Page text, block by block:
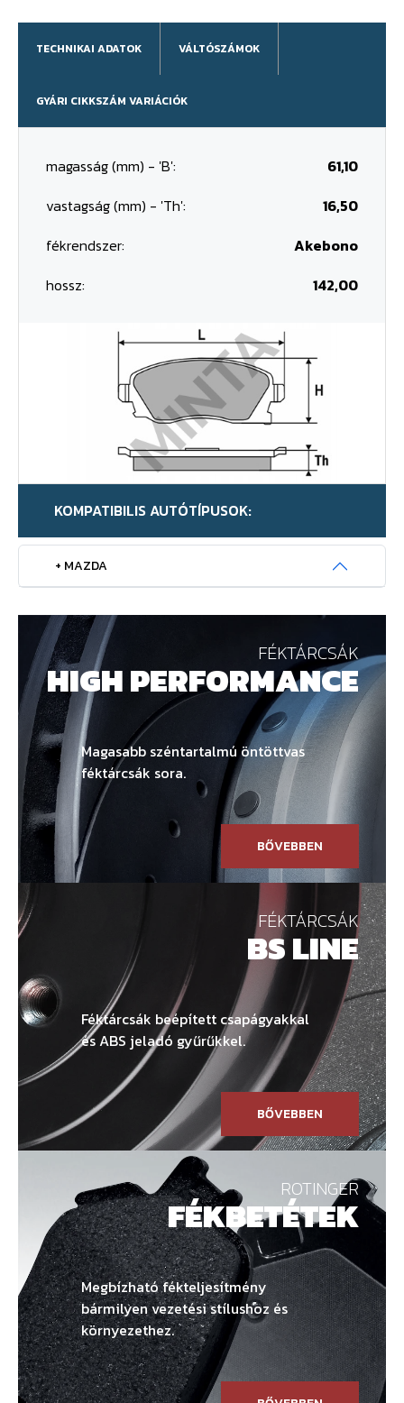
TECHNIKAI ADATOK VÁLTÓSZÁMOK
GYÁRI CIKKSZÁM VARIÁCIÓK
magasság (mm) - 'B':
61,10
vastagság (mm) - 'Th':
16,50
fékrendszer:
Akebono
hossz:
142,00
KOMPATIBILIS AUTÓTÍPUSOK:
+ MAZDA
FÉKTÁRCSÁK
HIGH PERFORMANCE
Magasabb széntartalmú öntöttvas
féktárcsák sora.
BŐVEBBEN
FÉKTÁRCSÁK
BS LINE
Féktárcsák beépített csapágyakkal
és ABS jeladó gyűrűkkel.
BŐVEBBEN
ROTINGER
FÉKBETÉTEK
Megbízható fékteljesítmény
bármilyen vezetési stílushoz és
környezethez.